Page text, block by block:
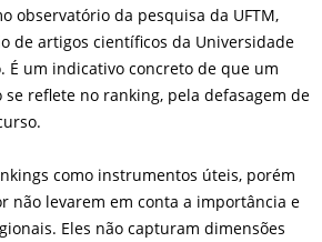
observatório da pesquisa da UFTM,
de artigos científicos da Universidade
É um indicativo concreto de que um
reflete no ranking, pela defasagem de
como instrumentos úteis, porém
não levarem em conta a importância e
Eles não capturam dimensões